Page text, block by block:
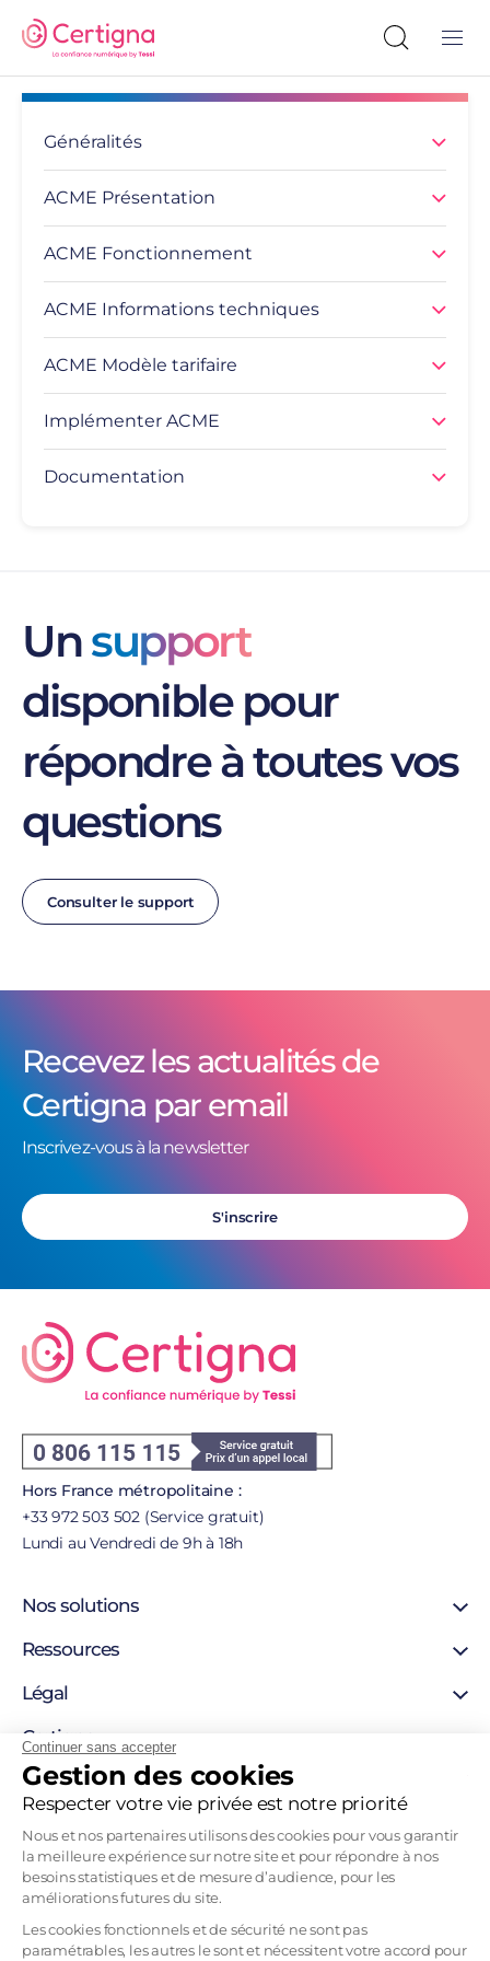
Continuer sans accepter
Gestion des cookies
Respecter votre vie privée est notre priorité
Nous et nos partenaires utilisons des cookies pour vous garantir
la meilleure expérience sur notre site et pour répondre à nos
besoins statistiques et de mesure d’audience, pour les
améliorations futures du site.
Les cookies fonctionnels et de sécurité ne sont pas
paramétrables, les autres le sont et nécessitent votre accord pour
Généralités
ACME Présentation
ACME Fonctionnement
ACME Informations techniques
ACME Modèle tarifaire
Implémenter ACME
Documentation
Unsupport
disponible pour
répondre à toutes vos
questions
Consulter le support
Recevez les actualités de
Certigna par email
Inscrivez-vous à la newsletter
S'inscrire
Hors France métropolitaine :
+33 972 503 502 (Service gratuit)
Lundi au Vendredi de 9h à 18h
Nos solutions
Certificat SSL
Certificat personne physique
Hébergement sécurisée
Solutions pour développeurs
Ressources
Support
Blog
Légal
Mentions légales
Autorités de certification
Liste de révocation
Politique d’horodatage
Politique de certification
Tableau Garanties HDS
Certigna
À propos
Pourquoi nous choisir
Recrutement
Mentions légales
CGVU
CGU